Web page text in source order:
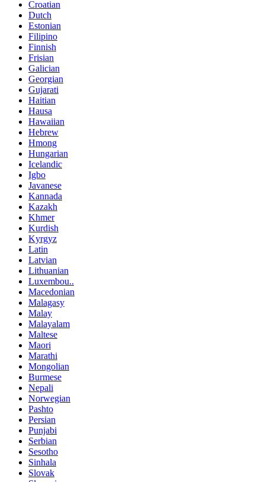
Croatian
Dutch
Estonian
Filipino
Finnish
Frisian
Galician
Georgian
Gujarati
Haitian
Hausa
Hawaiian
Hebrew
Hmong
Hungarian
Icelandic
Igbo
Javanese
Kannada
Kazakh
Khmer
Kurdish
Kyrgyz
Latin
Latvian
Lithuanian
Luxembou..
Macedonian
Malagasy
Malay
Malayalam
Maltese
Maori
Marathi
Mongolian
Burmese
Nepali
Norwegian
Pashto
Persian
Punjabi
Serbian
Sesotho
Sinhala
Slovak